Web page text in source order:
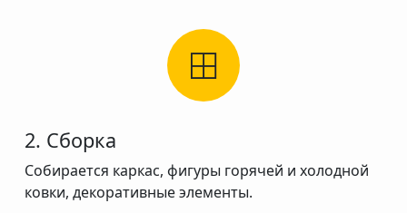
2. Сборка
Собирается каркас, фигуры горячей и холодной
ковки, декоративные элементы.